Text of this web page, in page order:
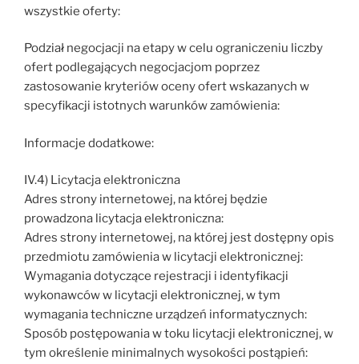
wszystkie oferty:
Podział negocjacji na etapy w celu ograniczeniu liczby
ofert podlegających negocjacjom poprzez
zastosowanie kryteriów oceny ofert wskazanych w
specyfikacji istotnych warunków zamówienia:
Informacje dodatkowe:
IV.4) Licytacja elektroniczna
Adres strony internetowej, na której będzie
prowadzona licytacja elektroniczna:
Adres strony internetowej, na której jest dostępny opis
przedmiotu zamówienia w licytacji elektronicznej:
Wymagania dotyczące rejestracji i identyfikacji
wykonawców w licytacji elektronicznej, w tym
wymagania techniczne urządzeń informatycznych:
Sposób postępowania w toku licytacji elektronicznej, w
tym określenie minimalnych wysokości postąpień: